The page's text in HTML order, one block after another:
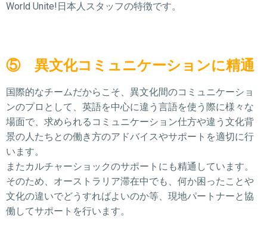
World Unite!日本人スタッフの特徴です。
⑤ 異文化コミュニケーションに精通
国際的なチームだからこそ、異文化間のコミュニケーショ
ンのプロとして、英語を中心に違う言語を使う際に様々な
場面で、求められるコミュニケーション仕方や違う文化背
景の人たちとの働き方のアドバイスやサポートを適切に行
います。
またカルチャーショックのサポートにも精通しています。
そのため、オーストラリア滞在中でも、何か困ったことや
文化の違いでどうすればよいのか等、現地パートナーと協
働してサポートを行います。